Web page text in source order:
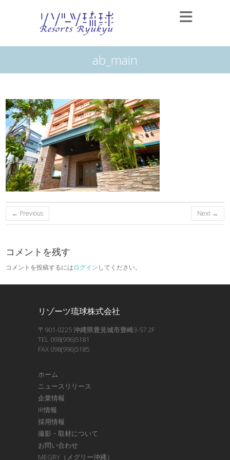
ab_main
← Previous Next →
コメントを残す
コメントを投稿するにはログインしてください。
リゾーツ琉球株式会社
〒901-0225 沖縄県豊見城市豊崎3-57 2F
TEL 098(996)5181
FAX 098(996)5185
ホーム
ニュースリリース
企業情報
IR情報
採用情報
撮影・取材について
お問い合わせ
MEGRY（メグリー沖縄）